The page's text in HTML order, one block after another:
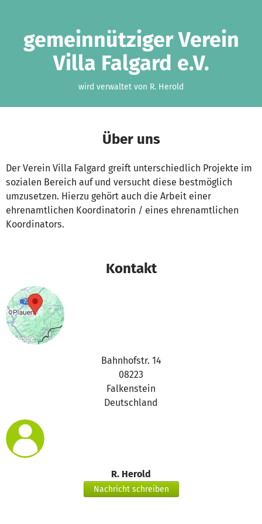
gemeinnütziger Verein
Villa Falgard e.V.
wird verwaltet von R. Herold
Über uns
Der Verein Villa Falgard greift unterschiedlich Projekte im
sozialen Bereich auf und versucht diese bestmöglich
umzusetzen. Hierzu gehört auch die Arbeit einer
ehrenamtlichen Koordinatorin / eines ehrenamtlichen
Koordinators.
Kontakt
Bahnhofstr. 14
08223
Falkenstein
Deutschland
R. Herold
Nachricht schreiben